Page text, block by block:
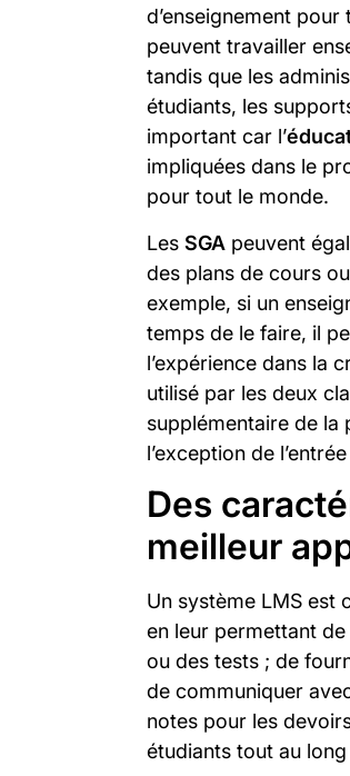
d’enseignement
peuvent travailler
tandis que les
étudiants, les
important car l’
impliquées dans le
pour tout le monde.
Les SGA peuvent
des plans de cours
exemple, si un
temps de le faire, il
l’expérience dans la
utilisé par les deux
supplémentaire de la
l’exception de
Des
meilleur
Un système LMS est
en leur permettant
ou des tests ; de
de communiquer
notes pour les
étudiants tout au